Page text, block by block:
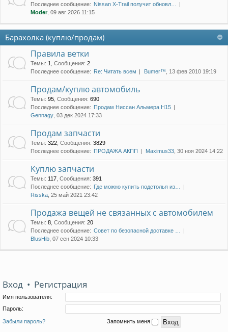
Последнее сообщение: Nissan X-Trail получит обновл…
Moder, 09 авг 2026 11:15
Барахолка (куплю/продам)
Правила ветки
Темы: 1 Сообщения: 2
Последнее сообщение: Re: Читать всем Bumer™ , 13 фев 2010 19:19
Продам/куплю автомобиль
Темы: 95 Сообщения: 690
Последнее сообщение: Продам Ниссан Альмера Н15
Gennagy , 03 дек 2024 17:33
Продам запчасти
Темы: 322 Сообщения: 3829
Последнее сообщение: ПРОДАЖА АКПП Maximus33 , 30 ноя 2024 14:22
Куплю запчасти
Темы: 117 Сообщения: 391
Последнее сообщение: Где можно купить подстолья из…
Risska , 25 май 2021 23:42
Продажа вещей не связанных с автомобилем
Темы: 8 Сообщения: 20
Последнее сообщение: Совет по безопасной доставке …
BlusHib , 07 сен 2024 10:33
Вход • Регистрация
Имя пользователя:
Пароль:
Забыли пароль? Запомнить меня